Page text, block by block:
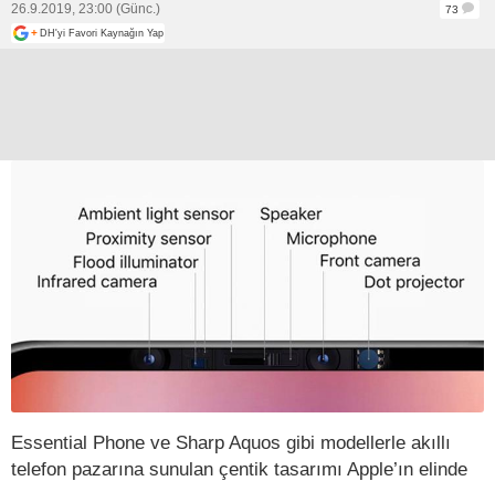
26.9.2019, 23:00 (Günc.)
73
+ DH'yi Favori Kaynağın Yap
Essential Phone ve Sharp Aquos gibi modellerle akıllı
telefon pazarına sunulan çentik tasarımı Apple’ın elinde